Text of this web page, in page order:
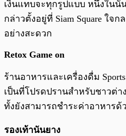
เงินแทบจะทุกรูปแบบ หนึ่งในนั้
กล่าวตั้งอยู่ที่ Siam Square ใจก
อย่างสะดวก
Retox Game on
ร้านอาหารและเครื่องดื่ม
เป็นที่โปรดปรานสำหรับชาวต่
ทั้งยังสามารถชำระค่าอาหารด้
รองเท้านันยาง